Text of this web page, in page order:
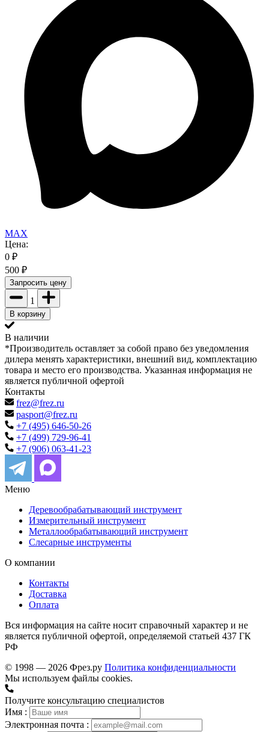
MAX
Цена:
0 ₽
500 ₽
Запросить цену
1
В корзину
В наличии
*Производитель оставляет за собой право без уведомления
дилера менять характеристики, внешний вид, комплектацию
товара и место его производства. Указанная информация не
является публичной офертой
Контакты
frez@frez.ru
pasport@frez.ru
+7 (495) 646-50-26
+7 (499) 729-96-41
+7 (906) 063-41-23
Меню
Деревообрабатывающий инструмент
Измерительный инструмент
Металлообрабатывающий инструмент
Слесарные инструменты
О компании
Контакты
Доставка
Оплата
Вся информация на сайте носит справочный характер и не
является публичной офертой, определяемой статьей 437 ГК
РФ
© 1998 — 2026 Фрез.ру Политика конфиденциальности
Мы используем файлы cookies.
Получите консультацию специалистов
Имя :
Электронная почта :